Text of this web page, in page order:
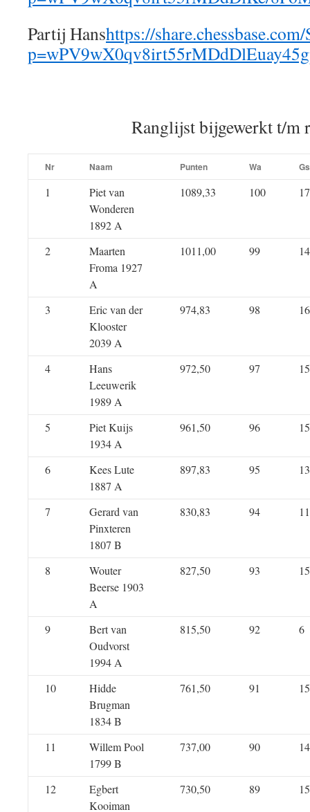
Partij Hanshttps://
Ranglijst bijgewerkt t/m
Nr Naam Punten Wa
1
Piet van
Wonderen
1892 A
1089,33 100 17
2
Maarten
Froma 1927
A
1011,00 99 14
3
Eric van der
Klooster
2039 A
974,83 98 16
4
Hans
Leeuwerik
1989 A
972,50 97 15
5
Piet Kuijs
1934 A
961,50 96 15
6
Kees Lute
1887 A
897,83 95 13
7
Gerard van
Pinxteren
1807 B
830,83 94 11
8
Wouter
Beerse 1903
A
827,50 93 15
9
Bert van
Oudvorst
1994 A
815,50 92 6
10
Hidde
Brugman
1834 B
761,50 91 15
11
Willem Pool
1799 B
737,00 90 14
12
Egbert
Kooiman
730,50 89 15